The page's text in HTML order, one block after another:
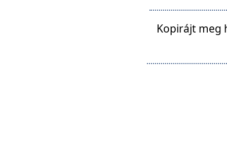
Kopirájt meg